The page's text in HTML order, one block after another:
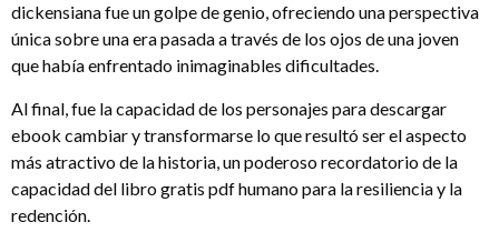
dickensiana fue un golpe de genio, ofreciendo una perspectiva
única sobre una era pasada a través de los ojos de una joven
que había enfrentado inimaginables dificultades.
Al final, fue la capacidad de los personajes para descargar
ebook cambiar y transformarse lo que resultó ser el aspecto
más atractivo de la historia, un poderoso recordatorio de la
capacidad del libro gratis pdf humano para la resiliencia y la
redención.